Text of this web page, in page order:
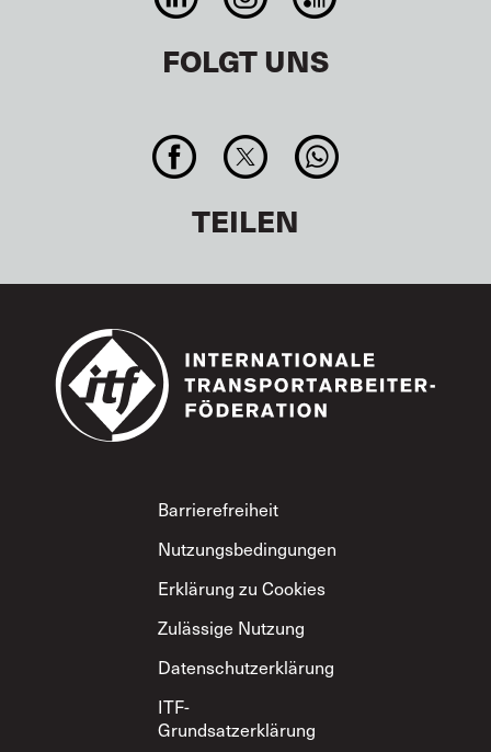
FOLGT UNS
TEILEN
Footer
Barrierefreiheit
Nutzungsbedingungen
Erklärung zu Cookies
Zulässige Nutzung
Datenschutzerklärung
ITF-
Grundsatzerklärung